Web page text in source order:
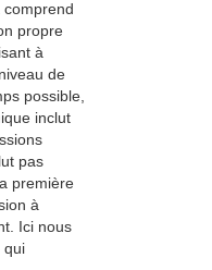
comprend
propre
à
de
possible,
inclut
pas
première
à
Ici nous
qui